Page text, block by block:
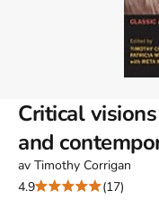
Critical
and
av Timothy Corrigan
4.9
(17)